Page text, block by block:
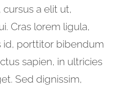
a elit ut,
Cras lorem ligula,
id, porttitor bibendum
sapien, in ultricies
Sed dignissim,